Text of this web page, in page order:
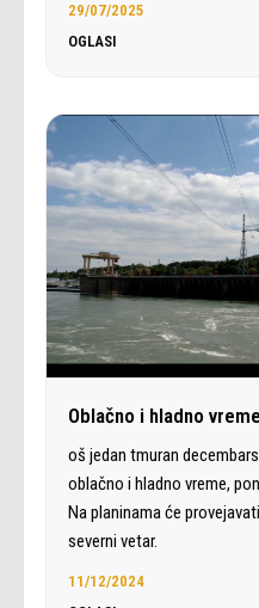
29/07/2025
OGLASI
Oblačno i hladno
oš jedan tmuran
oblačno i hladno vreme,
Na planinama će
severni vetar.
11/12/2024